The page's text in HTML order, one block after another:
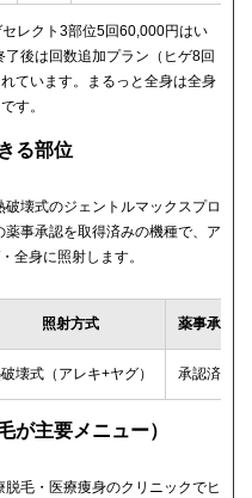
レクト3部位5回60,000円はい
後は回数追加プラン（ヒゲ8回
ています。まるっと全身は全身
す。
る部位
壊式のジェントルマックスプロ
事承認を取得済みの機種で、ア
全身に照射します。
照射方式 薬事承認
壊式（アレキ+ヤグ） 承認済み
が主要メニュー）
毛・医療痩身のクリニックでヒ